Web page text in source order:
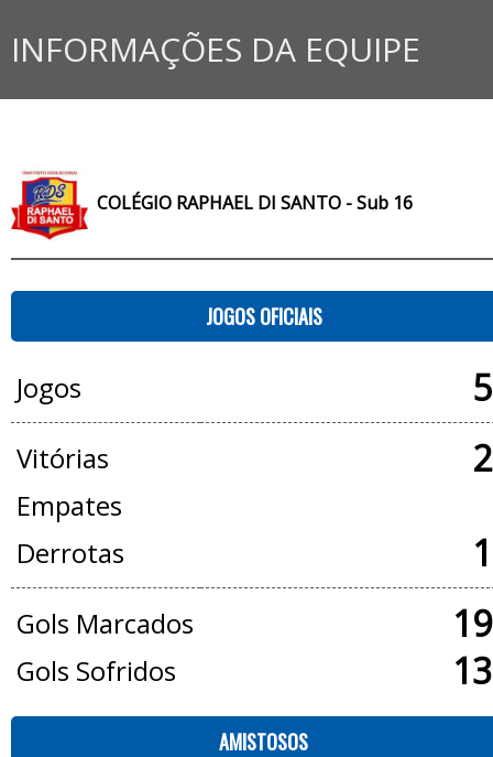
INFORMAÇÕES DA EQUIPE
COLÉGIO RAPHAEL DI SANTO - Sub 16
JOGOS OFICIAIS
Jogos
Vitórias
Empates
Derrotas
Gols Marcados
Gols Sofridos
AMISTOSOS